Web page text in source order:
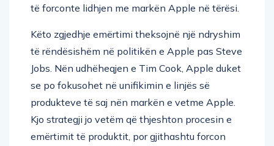
të forconte lidhjen me markën Apple në tërësi.
Këto zgjedhje emërtimi theksojnë një ndryshim
të rëndësishëm në politikën e Apple pas Steve
Jobs. Nën udhëheqjen e Tim Cook, Apple duket
se po fokusohet në unifikimin e linjës së
produkteve të saj nën markën e vetme Apple.
Kjo strategji jo vetëm që thjeshton procesin e
emërtimit të produktit, por gjithashtu forcon